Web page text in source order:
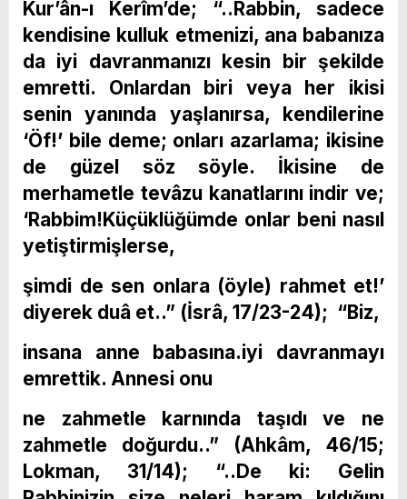
Kur’ân-ı Kerîm’de; “..Rabbin, sadece
kendisine kulluk etmenizi, ana babanıza
da iyi davranmanızı kesin bir şekilde
emretti. Onlardan biri veya her ikisi
senin yanında yaşlanırsa, kendilerine
‘Öf!’ bile deme; onları azarlama; ikisine
de güzel söz söyle. İkisine de
merhametle tevâzu kanatlarını indir ve;
‘Rabbim!Küçüklüğümde onlar beni nasıl
yetiştirmişlerse,
şimdi de sen onlara (öyle) rahmet et!’
diyerek duâ et..” (İsrâ, 17/23-24); “Biz,
insana anne babasına.iyi davranmayı
emrettik. Annesi onu
ne zahmetle karnında taşıdı ve ne
zahmetle doğurdu..” (Ahkâm, 46/15;
Lokman, 31/14); “..De ki: Gelin